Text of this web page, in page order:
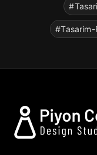
#Tasarim-